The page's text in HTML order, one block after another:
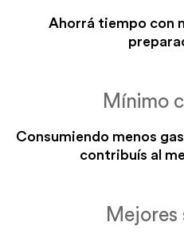
FUEGO MÁXIMO
Ahorrá tiempo con
Mínimo
Consumiendo menos
contribuís al
Mejores